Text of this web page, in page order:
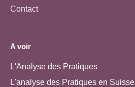
Contact
A voir
L'Analyse des Pratiques
L'analyse des Pratiques en Suisse